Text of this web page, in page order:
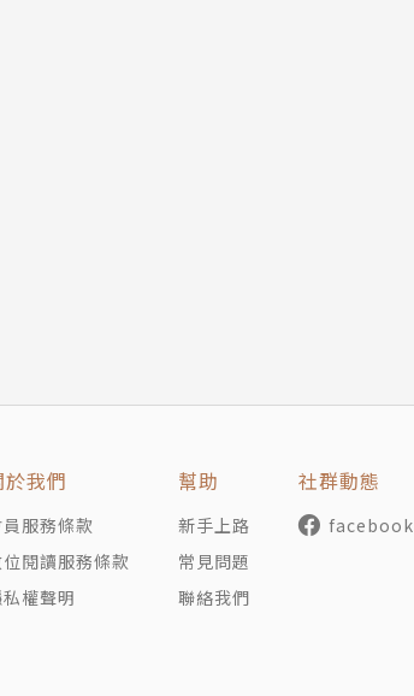
於我們
服務條款
閱讀服務條款
私權聲明
幫助
新手上路
常見問題
聯絡我們
社群動態
facebook